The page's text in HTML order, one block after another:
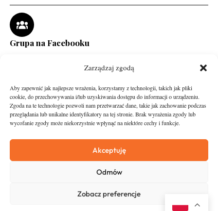
Zarządzaj zgodą
Aby zapewnić jak najlepsze wrażenia, korzystamy z technologii, takich jak pliki
cookie, do przechowywania i/lub uzyskiwania dostępu do informacji o urządzeniu.
Zgoda na te technologie pozwoli nam przetwarzać dane, takie jak zachowanie podczas
przeglądania lub unikalne identyfikatory na tej stronie. Brak wyrażenia zgody lub
wycofanie zgody może niekorzystnie wpłynąć na niektóre cechy i funkcje.
Akceptuję
Odmów
Zobacz preferencje
Grupa na Facebooku
Asfalt
O nas
Zostań Patronem
Kontakt